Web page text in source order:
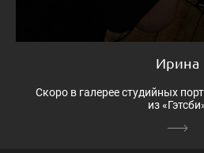
Ирина
Скоро в галерее студийных
из